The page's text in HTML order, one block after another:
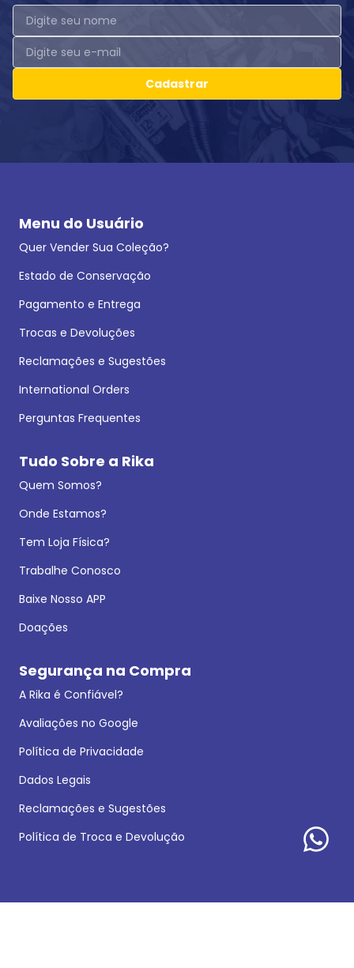
Cadastrar
Menu do Usuário
Quer Vender Sua Coleção?
Estado de Conservação
Pagamento e Entrega
Trocas e Devoluções
Reclamações e Sugestões
International Orders
Perguntas Frequentes
Tudo Sobre a Rika
Quem Somos?
Onde Estamos?
Tem Loja Física?
Trabalhe Conosco
Baixe Nosso APP
Doações
Segurança na Compra
A Rika é Confiável?
Avaliações no Google
Política de Privacidade
Dados Legais
Reclamações e Sugestões
Política de Troca e Devolução
Formas de pagamento